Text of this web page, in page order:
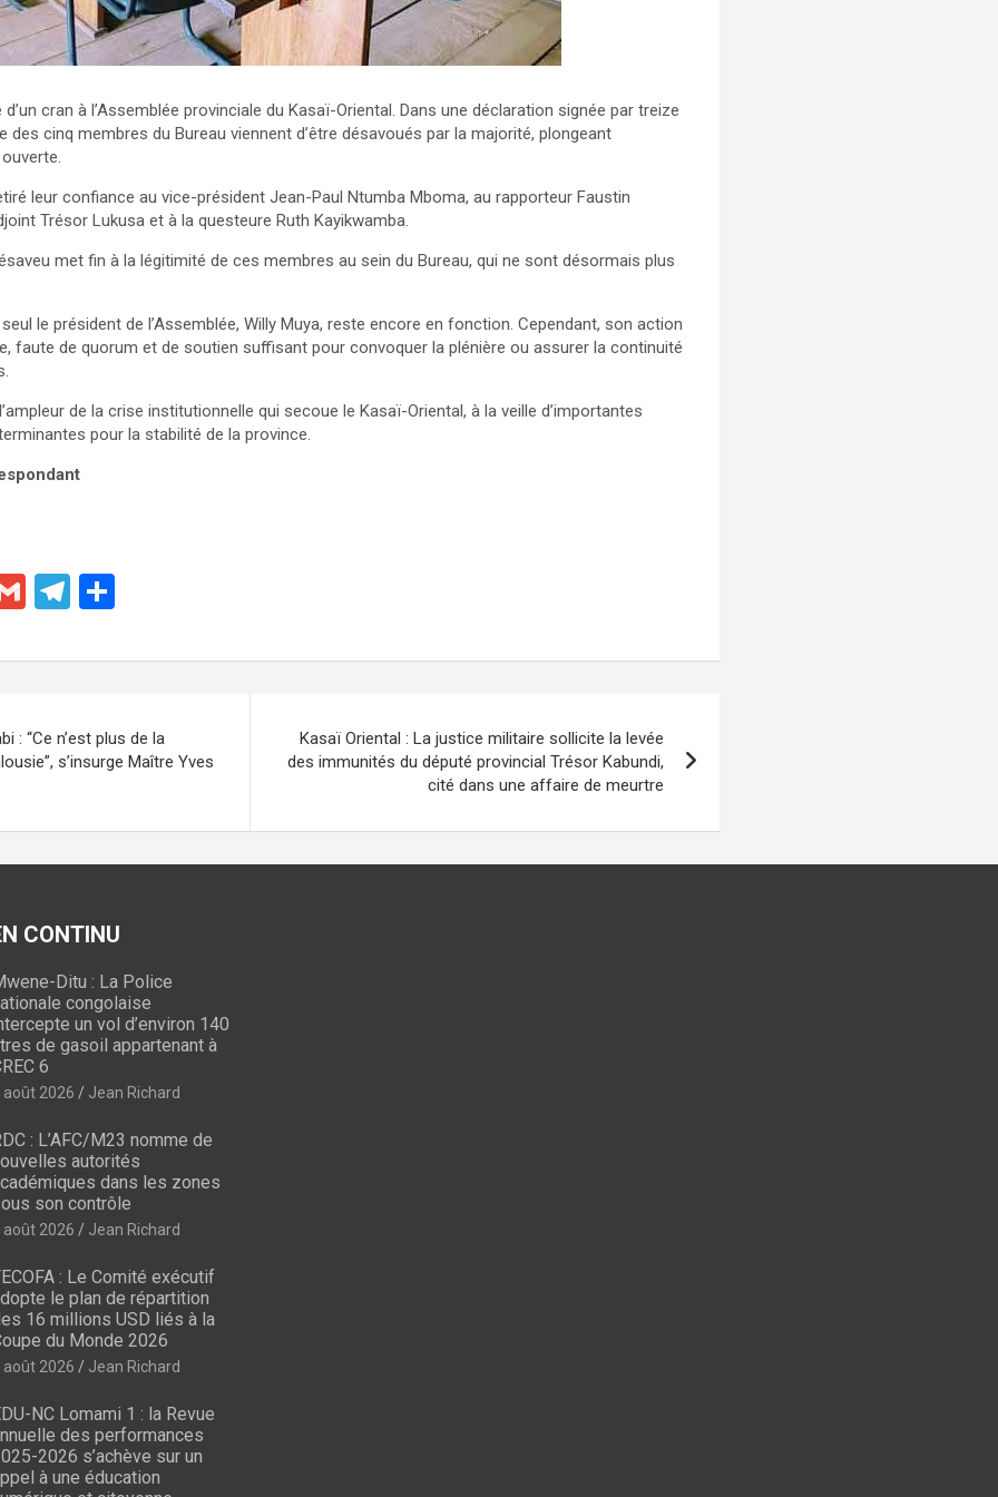
cran à l’Assemblée provinciale du Kasaï-Oriental. Dans une déclaration signée par treize
des cinq membres du Bureau viennent d’être désavoués par la majorité, plongeant
leur confiance au vice-président Jean-Paul Ntumba Mboma, au rapporteur Faustin
Trésor Lukusa et à la questeure Ruth Kayikwamba.
met fin à la légitimité de ces membres au sein du Bureau, qui ne sont désormais plus
le président de l’Assemblée, Willy Muya, reste encore en fonction. Cependant, son action
faute de quorum et de soutien suffisant pour convoquer la plénière ou assurer la continuité
de la crise institutionnelle qui secoue le Kasaï-Oriental, à la veille d’importantes
pour la stabilité de la province.
G
ail
T
e
a
m
ta
er
: “Ce n’est plus de la
s’insurge Maître Yves
Kasaï Oriental : La justice militaire sollicite la levée
des immunités du député provincial Trésor Kabundi,
cité dans une affaire de meurtre
CONTINU
Ditu : La Police
congolaise
un vol d’environ 140
de gasoil appartenant à
6
août 2026 Jean Richard
: L’AFC/M23 nomme de
autorités
dans les zones
son contrôle
août 2026 Jean Richard
: Le Comité exécutif
le plan de répartition
16 millions USD liés à la
du Monde 2026
août 2026 Jean Richard
NC Lomami 1 : la Revue
des performances
2026 s’achève sur un
à une éducation